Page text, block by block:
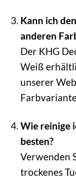
Kann ich
anderen
Der KHG
Weiß
unserer
Wie reinige
besten?
Verwenden
trockenes